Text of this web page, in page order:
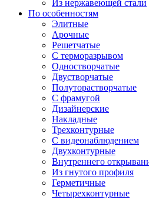
Из нержавеющей стали
По особенностям
Элитные
Арочные
Решетчатые
С терморазрывом
Одностворчатые
Двустворчатые
Полуторастворчатые
С фрамугой
Дизайнерские
Накладные
Трехконтурные
С видеонаблюдением
Двухконтурные
Внутреннего
Из гнутого профиля
Герметичные
Четырехконтурные